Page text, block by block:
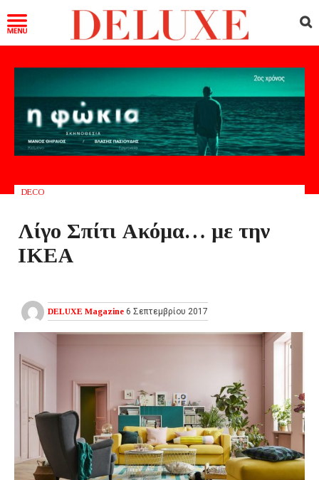
DECO
Λίγο Σπίτι Ακόμα… με την
ΙΚΕΑ
DELUXE Magazine 6 Σεπτεμβρίου 2017